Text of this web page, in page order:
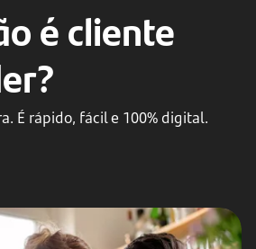
é cliente
É rápido, fácil e 100% digital.